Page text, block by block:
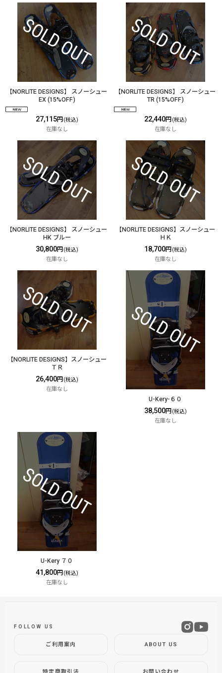
【NORLITE DESIGNS】 スノーシュー
EX (15%OFF)
27,115円 (税込)
在庫なし
【NORLITE DESIGNS】 スノーシュー
TR (15%OFF)
22,440円 (税込)
在庫なし
【NORLITE DESIGNS】 スノーシュー
HK ブルー
30,800円 (税込)
在庫なし
【NORLITE DESIGNS】スノーシュー
ＨＫ
18,700円 (税込)
在庫なし
【NORLITE DESIGNS】スノーシュー
ＴＲ
26,400円 (税込)
在庫なし
U-Kery-６０
38,500円 (税込)
在庫なし
U-Kery ７０
41,800円 (税込)
在庫なし
ご利用案内 ABOUT US
FOLLOW US